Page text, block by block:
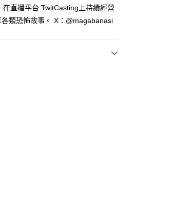
後付 」之結帳頁面顯示為準，若有關於
support/home
供之「AFTEE先享後付」服務完成之
覽以下網址：
在直播平台 TwitCasting上持續經營
類恐怖故事。 X：@magabanasi